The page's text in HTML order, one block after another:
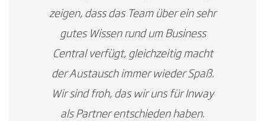
zeigen, dass das Team über ein sehr
gutes Wissen rund um Business
Central verfügt, gleichzeitig macht
der Austausch immer wieder Spaß.
Wir sind froh, das wir uns für Inway
als Partner entschieden haben.